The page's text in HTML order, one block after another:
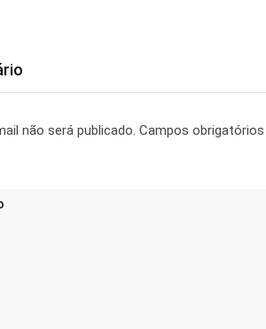
não será publicado. Campos obrigatórios